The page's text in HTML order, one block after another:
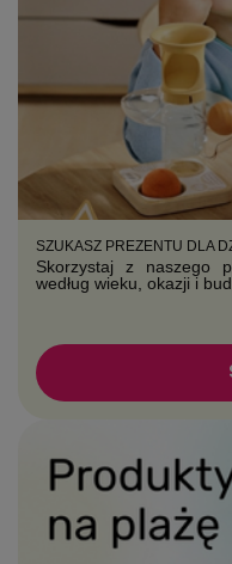
SZUKASZ PREZENTU DLA
Skorzystaj z naszego
według wieku, okazji i